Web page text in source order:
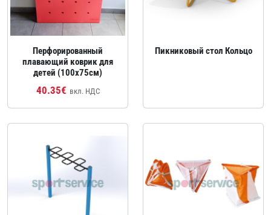
Перфорированный
плавающий коврик для
детей (100x75см)
40.35€ вкл. НДС
Пикниковый стол Кольцо